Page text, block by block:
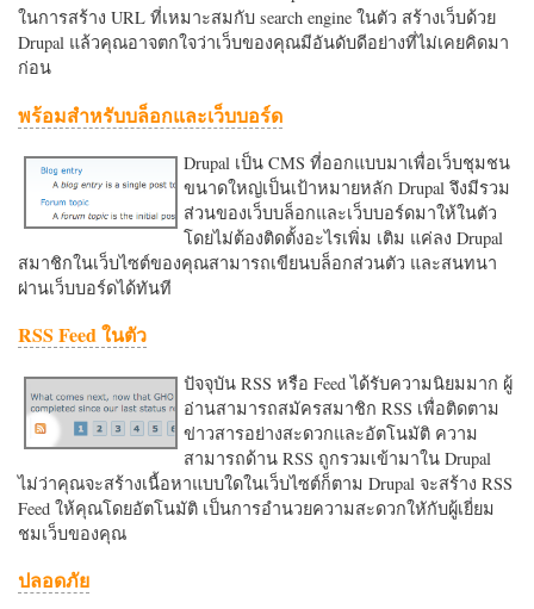
ในการสร้าง URL ที่เหมาะสมกับ search engine ในตัว สร้างเว็บด้วย
Drupal แล้วคุณอาจตกใจว่าเว็บของคุณมีอันดับดีอย่างที่ไม่เคยคิดมา
ก่อน
พร้อมสำหรับบล็อกและเว็บบอร์ด
Drupal เป็น CMS ที่ออกแบบมาเพื่อเว็บชุมชน
ขนาดใหญ่เป็นเป้าหมายหลัก Drupal จึงมีรวม
ส่วนของเว็บบล็อกและเว็บบอร์ดมาให้ในตัว
โดยไม่ต้องติดตั้งอะไรเพิ่ม เติม แค่ลง Drupal
สมาชิกในเว็บไซต์ของคุณสามารถเขียนบล็อกส่วนตัว และสนทนา
ผ่านเว็บบอร์ดได้ทันที
RSS Feed ในตัว
ปัจจุบัน RSS หรือ Feed ได้รับความนิยมมาก ผู้
อ่านสามารถสมัครสมาชิก RSS เพื่อติดตาม
ข่าวสารอย่างสะดวกและอัตโนมัติ ความ
สามารถด้าน RSS ถูกรวมเข้ามาใน Drupal
ไม่ว่าคุณจะสร้างเนื้อหาแบบใดในเว็บไซต์ก็ตาม Drupal จะสร้าง RSS
Feed ให้คุณโดยอัตโนมัติ เป็นการอำนวยความสะดวกใหักับผู้เยี่ยม
ชมเว็บของคุณ
ปลอดภัย